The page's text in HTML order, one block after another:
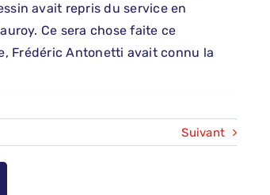
avait repris du service en
Ce sera chose faite ce
Frédéric Antonetti avait connu la
Suivant